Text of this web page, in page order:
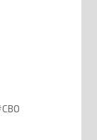
СВО